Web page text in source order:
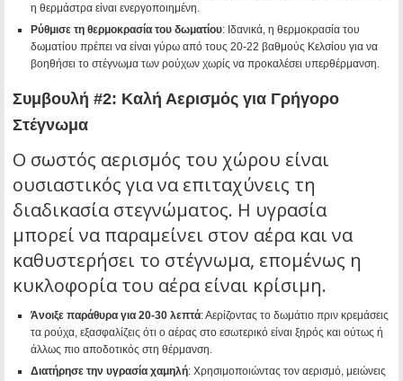
η θερμάστρα είναι ενεργοποιημένη.
Ρύθμισε τη θερμοκρασία του δωματίου: Ιδανικά, η θερμοκρασία του
δωματίου πρέπει να είναι γύρω από τους 20-22 βαθμούς Κελσίου για να
βοηθήσει το στέγνωμα των ρούχων χωρίς να προκαλέσει υπερθέρμανση.
Συμβουλή #2: Καλή Αερισμός για Γρήγορο
Στέγνωμα
Ο σωστός αερισμός του χώρου είναι
ουσιαστικός για να επιταχύνεις τη
διαδικασία στεγνώματος. Η υγρασία
μπορεί να παραμείνει στον αέρα και να
καθυστερήσει το στέγνωμα, επομένως η
κυκλοφορία του αέρα είναι κρίσιμη.
Άνοιξε παράθυρα για 20-30 λεπτά: Αερίζοντας το δωμάτιο πριν κρεμάσεις
τα ρούχα, εξασφαλίζεις ότι ο αέρας στο εσωτερικό είναι ξηρός και ούτως ή
άλλως πιο αποδοτικός στη θέρμανση.
Διατήρησε την υγρασία χαμηλή: Χρησιμοποιώντας τον αερισμό, μειώνεις